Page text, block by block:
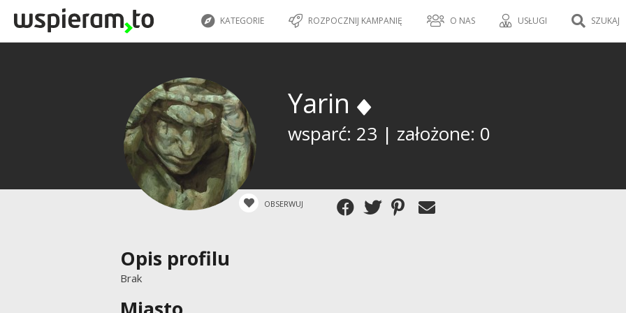
KATEGORIE ROZPOCZNIJ KAMPANIĘ O NAS USŁUGI SZUKAJ
Yarin
wsparć: 23 | założone: 0
OBSERWUJ
Opis profilu
Brak